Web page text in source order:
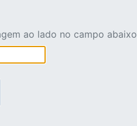
ao lado no campo abaixo